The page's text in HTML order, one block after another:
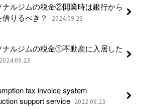
ナルジムの税金②開業時は銀行から
借りるべき？
2024.09.23
ナルジムの税金①不動産に入居した
2024.09.23
tax invoice system
support service 2022.09.23